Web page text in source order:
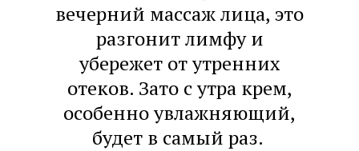
вечерний массаж лица, это
разгонит лимфу и
убережет от утренних
отеков. Зато с утра крем,
особенно увлажняющий,
будет в самый раз.